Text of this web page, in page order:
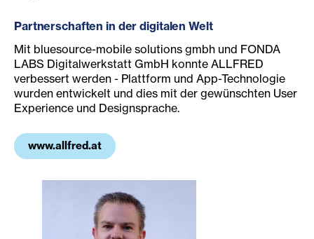
Partnerschaften in der digitalen Welt
Mit bluesource-mobile solutions gmbh und FONDA
LABS Digitalwerkstatt GmbH konnte ALLFRED
verbessert werden - Plattform und App-Technologie
wurden entwickelt und dies mit der gewünschten User
Experience und Designsprache.
www.allfred.at